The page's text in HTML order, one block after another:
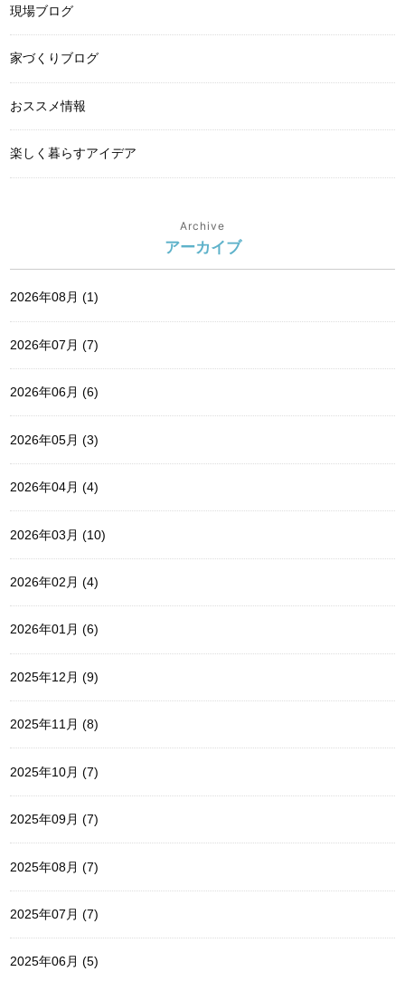
現場ブログ
家づくりブログ
おススメ情報
楽しく暮らすアイデア
Archive
アーカイブ
2026年08月 (1)
2026年07月 (7)
2026年06月 (6)
2026年05月 (3)
2026年04月 (4)
2026年03月 (10)
2026年02月 (4)
2026年01月 (6)
2025年12月 (9)
2025年11月 (8)
2025年10月 (7)
2025年09月 (7)
2025年08月 (7)
2025年07月 (7)
2025年06月 (5)